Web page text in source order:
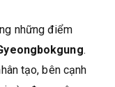
những điểm
.
tạo, bên cạnh